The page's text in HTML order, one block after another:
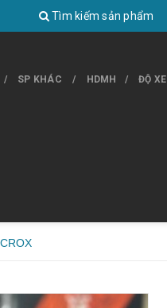
Tìm kiếm sản phẩm
SP KHÁC HDMH ĐỘ XE